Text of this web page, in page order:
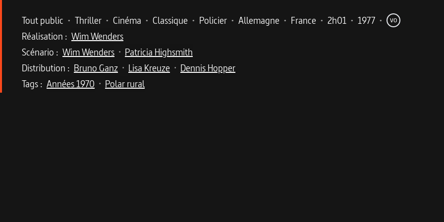
Metadata du programme
Tout public • Thriller • Cinéma • Classique • Policier • Allemagne • France • 2h01 • 1977 • VO
Réalisation : Wim Wenders
Scénario : Wim Wenders • Patricia Highsmith
Distribution : Bruno Ganz • Lisa Kreuze • Dennis Hopper
Tags : Années 1970 • Polar rural